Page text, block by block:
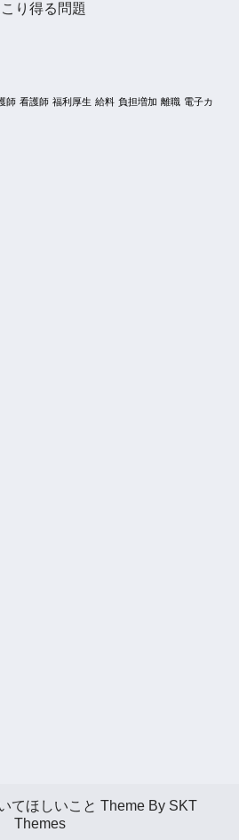
り得る問題
師 看護師 福利厚生 給料 負担増加 離職 電子カ
てほしいこと Theme By SKT
Themes